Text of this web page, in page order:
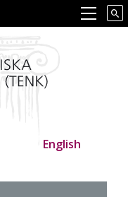
English